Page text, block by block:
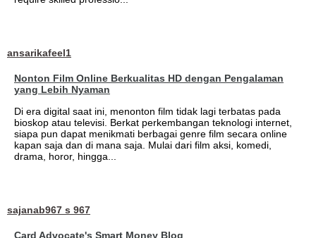
ansarikafeel1
Nonton Film Online Berkualitas HD dengan Pengalaman
yang Lebih Nyaman
Di era digital saat ini, menonton film tidak lagi terbatas pada
bioskop atau televisi. Berkat perkembangan teknologi internet,
siapa pun dapat menikmati berbagai genre film secara online
kapan saja dan di mana saja. Mulai dari film aksi, komedi,
drama, horor, hingga...
sajanab967 s 967
Card Advocate's Smart Money Blog